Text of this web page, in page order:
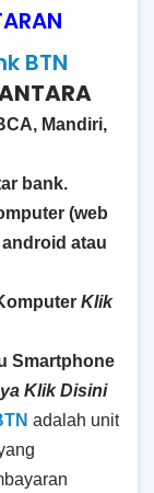
BTN
Mandiri,
bank.
(web
atau
Klik
Smartphone
Klik Disini
adalah unit